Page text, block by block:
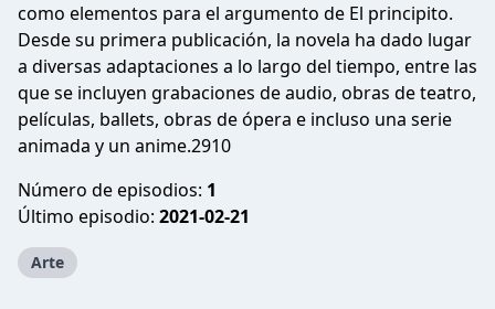
como elementos para el argumento de El principito.
Desde su primera publicación, la novela ha dado lugar
a diversas adaptaciones a lo largo del tiempo, entre las
que se incluyen grabaciones de audio, obras de teatro,
películas, ballets, obras de ópera e incluso una serie
animada y un anime.2​9​10​
Número de episodios: 1
Último episodio: 2021-02-21
Arte